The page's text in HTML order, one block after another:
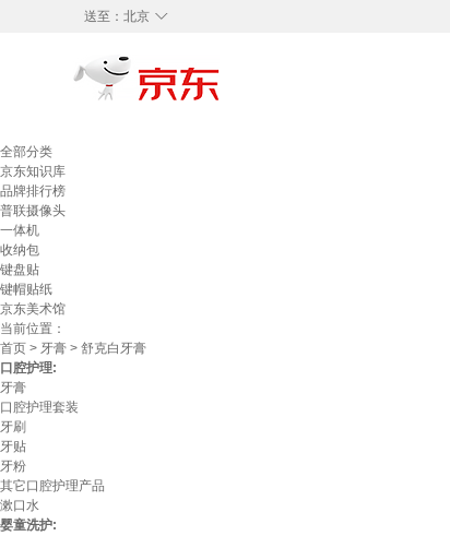
◇
送至： 北京
全部分类
京东知识库
品牌排行榜
普联摄像头
一体机
收纳包
键盘贴
键帽贴纸
京东美术馆
当前位置：
首页 > 牙膏 > 舒克白牙膏
口腔护理:
牙膏
口腔护理套装
牙刷
牙贴
牙粉
其它口腔护理产品
漱口水
婴童洗护: